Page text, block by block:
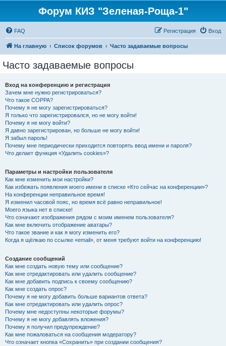
Форум КИЗ "Зеленая-Роща-1"
FAQ Вход
Регистрация
На главную Список форумов Часто задаваемые вопросы
Часто задаваемые вопросы
Вход на конференцию и регистрация
Зачем мне нужно регистрироваться?
Что такое COPPA?
Почему я не могу зарегистрироваться?
Я только что зарегистрировался, но не могу войти!
Почему я не могу войти?
Я давно зарегистрирован, но больше не могу войти!
Я забыл пароль!
Почему мне периодически приходится повторять ввод имени и пароля?
Что делает функция «Удалить cookies»?
Параметры и настройки пользователя
Как мне изменить мои настройки?
Как избежать появления моего имени в списке «Кто сейчас на конференции»?
На конференции неправильное время!
Я изменил часовой пояс, но время всё равно неправильное!
Моего языка нет в списке!
Что означают изображения рядом с моим именем пользователя?
Как мне включить отображение аватары?
Что такое звание и как я могу изменить его?
Когда я щёлкаю по ссылке «email», от меня требуют войти на конференцию!
Создание сообщений
Как мне создать новую тему или сообщение?
Как мне отредактировать или удалить сообщение?
Как мне добавить подпись к своему сообщению?
Как мне создать опрос?
Почему я не могу добавить больше вариантов ответа?
Как мне отредактировать или удалить опрос?
Почему мне недоступны некоторые форумы?
Почему я не могу добавлять вложения?
Почему я получил предупреждение?
Как мне пожаловаться на сообщения модератору?
Что означает кнопка «Сохранить» при создании сообщения?